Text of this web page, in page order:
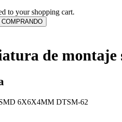
to your shopping cart.
de montaje
6X6X4MM DTSM-62